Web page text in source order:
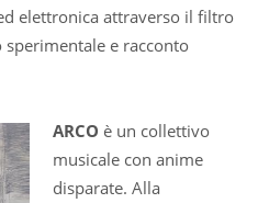
elettronica attraverso il filtro
e racconto
ARCO è un collettivo
musicale con anime
disparate. Alla